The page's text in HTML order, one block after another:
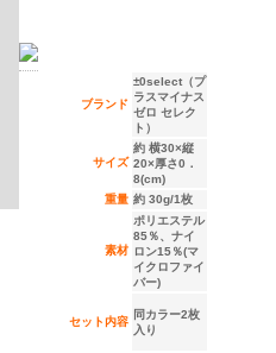
ブランド
±0select（プ
ラスマイナス
ゼロ セレク
ト）
サイズ
約 横30×縦
20×厚さ0．
8(cm)
重量 約 30g/1枚
素材
ポリエステル
85％、ナイ
ロン15％(マ
イクロファイ
バー)
セット内容
同カラー2枚
入り